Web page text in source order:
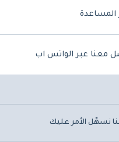
المساعدة
معنا عبر الواتس اب
نسهّل الأمر عليك